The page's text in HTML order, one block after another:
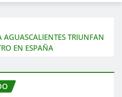
AGUASCALIENTES TRIUNFAN
EN ESPAÑA